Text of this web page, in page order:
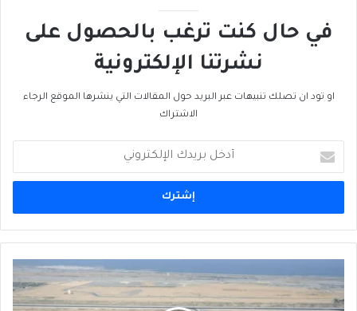
في حال كنت ترغب بالحصول على
نشرتنا الإلكترونية
او تود ان تصلك تنبيهات عبر البريد حول المقالات التي ينشرها الموقع الرجاء
الاشتراك
بريدك
الإلكتروني
تبني
مدينة